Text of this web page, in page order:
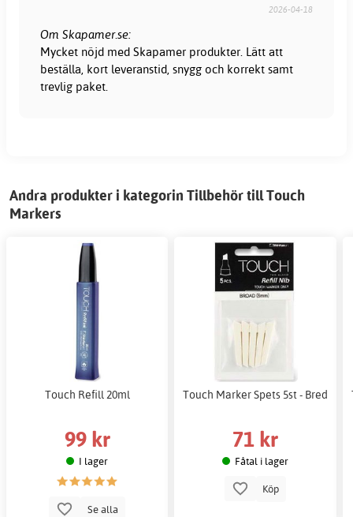
2026-04-18
Om Skapamer.se:
Mycket nöjd med Skapamer produkter. Lätt att
beställa, kort leveranstid, snygg och korrekt samt
trevlig paket.
Andra produkter i kategorin Tillbehör till Touch
Markers
Touch Refill 20ml
99 kr
I lager
Se alla
Touch Marker Spets 5st - Bred
71 kr
Fåtal i lager
Köp